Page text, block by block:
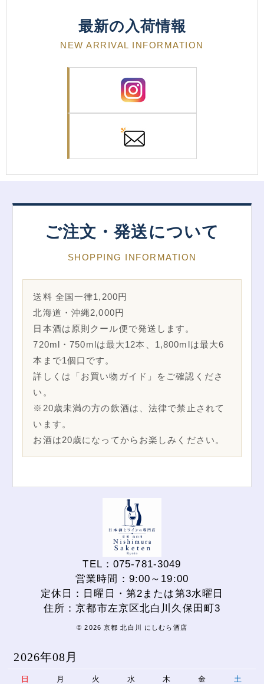
最新の入荷情報
NEW ARRIVAL INFORMATION
ご注文・発送について
SHOPPING INFORMATION
送料 全国一律1,200円
北海道・沖縄2,000円
日本酒は原則クール便で発送します。
720ml・750mlは最大12本、1,800mlは最大6
本まで1個口です。
詳しくは「お買い物ガイド」をご確認くださ
い。
※20歳未満の方の飲酒は、法律で禁止されて
います。
お酒は20歳になってからお楽しみください。
TEL：075-781-3049
営業時間：9:00～19:00
定休日：日曜日・第2または第3水曜日
住所：京都市左京区北白川久保田町3
© 2026 京都 北白川 にしむら酒店
2026年08月
日 月 火 水 木 金 土